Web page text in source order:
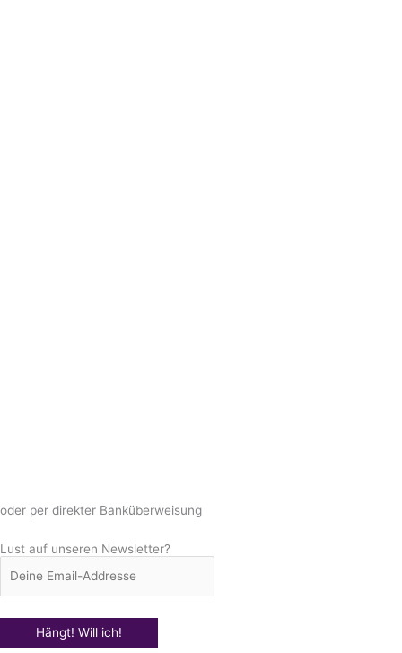
oder per direkter Banküberweisung
Lust auf unseren Newsletter?